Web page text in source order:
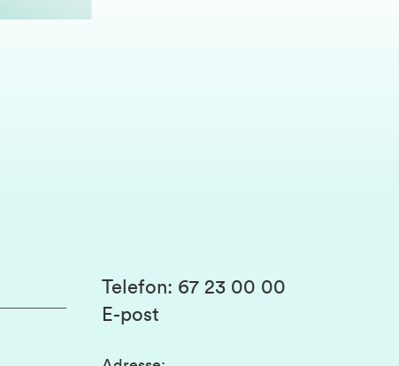
Telefon: 67 23 00 00
E-post